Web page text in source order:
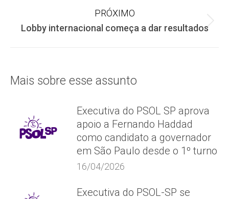
PRÓXIMO
Próximo
Lobby internacional começa a dar resultados
Mais sobre esse assunto
Executiva do PSOL SP aprova
apoio a Fernando Haddad
como candidato a governador
em São Paulo desde o 1º turno
16/04/2026
Executiva do PSOL-SP se